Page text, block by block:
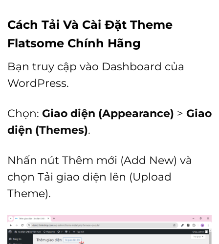
Cách Tải Và Cài Đặt Theme
Flatsome Chính Hãng
Bạn truy cập vào Dashboard của
WordPress.
Chọn: Giao diện (Appearance) > Giao
diện (Themes).
Nhấn nút Thêm mới (Add New) và
chọn Tải giao diện lên (Upload
Theme).